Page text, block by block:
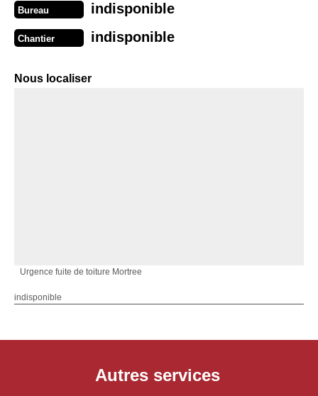
Bureau indisponible
Chantier indisponible
Nous localiser
Urgence fuite de toiture Mortree
indisponible
Autres services